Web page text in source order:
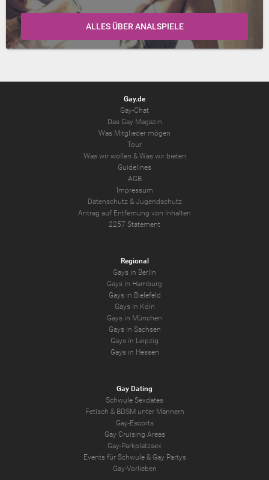
ALLES ÜBER ANALSPIELE
Gay.de
Gay-Chat
Das Gay Magazin
Was Mitglieder mögen
Tour
Was wir wollen & Was wir bieten
Guidelines
AGB
Impressum
Datenschutz& Jugendschutz
Antrag auf Entfernung von Inhalten
2257 Statement
Regional
Gays in Berlin
Gays in Hamburg
Gays in Bielefeld
Gays in Köln
Gays in München
Gays in Sachsen
Gays in Leipzig
Gays in Hessen
Gay Dating
Schwule Sexdates
Fetisch & BDSM unter Männern
Gay-Escorts
Gay Cruising Areas
Gay-Parkplatzsex
Events für Schwule & Gay Partys
Gay-Vorlieben